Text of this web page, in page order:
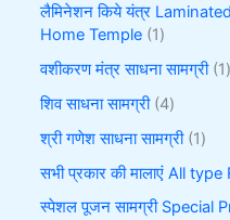
लैमिनेशन किये यंत्र
Home Temple 1
वशीकरण मंत्र साधना सामग्री 1
शिव साधना सामग्री 4
श्री गणेश साधना सामग्री 1
सभी प्रकार की मालाएं All
स्पेशल पूजन सामग्री Special